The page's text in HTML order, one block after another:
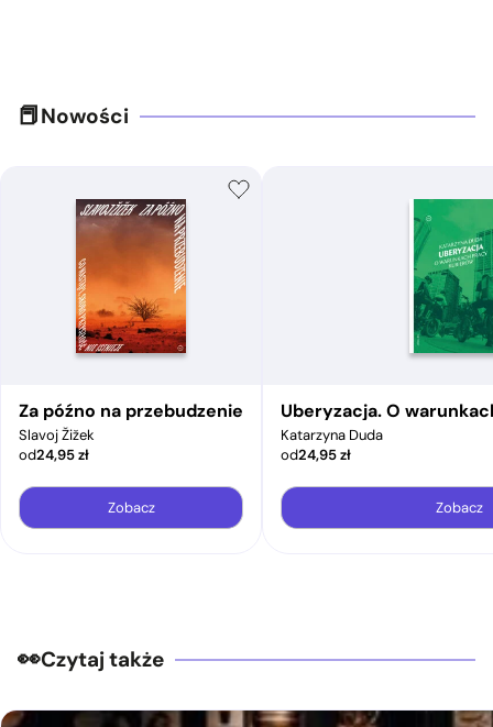
Nowości
Za późno na przebudzenie
Slavoj Žižek
od24,95zł
Zobacz
Uberyzacja. O
Katarzyna Duda
od24,95zł
Zobacz
Czytaj także